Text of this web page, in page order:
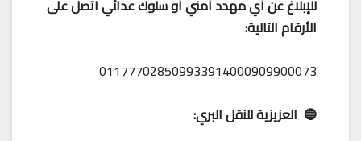
للإبلاغ عن أي مهدد أمني أو سلوك عدائي اتصل على
الأرقام التالية:
011777028509933914000909900073
🔵 العزيزية للنقل البري: